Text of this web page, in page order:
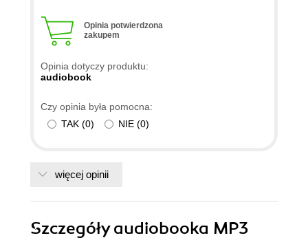
Opinia potwierdzona
zakupem
Opinia dotyczy produktu:
audiobook
Czy opinia była pomocna:
TAK (0) NIE (0)
więcej opinii
Szczegółyaudiobooka MP3